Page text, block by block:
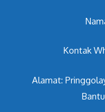
Kontak
Alamat: